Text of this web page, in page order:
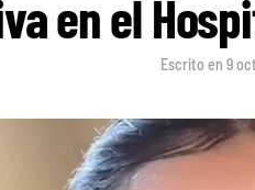
en el
Escrito en 9